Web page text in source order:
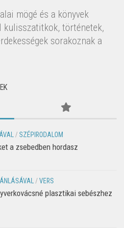
mögé és a könyvek
kulisszatitkok, történetek,
sorakoznak a
/ SZÉPIRODALOM
a zsebedben hordasz
/VERS
plasztikai sebészhez